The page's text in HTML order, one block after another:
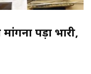
पड़ा भारी,